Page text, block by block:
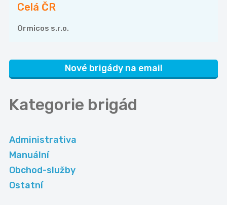
Celá ČR
Ormicos s.r.o.
Nové brigády na email
Kategorie brigád
Administrativa
Manuální
Obchod-služby
Ostatní